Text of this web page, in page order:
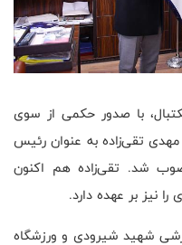
با صدور حکمی از سوی
تقی‌زاده به عنوان رئیس
شد. تقی‌زاده هم اکنون
نیز بر عهده دارد.
شهید شیرودی و ورزشگاه